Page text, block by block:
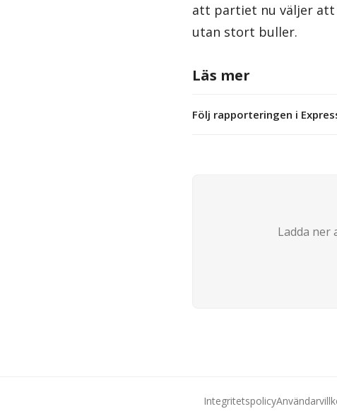
att partiet nu väljer att
utan stort buller.
Läs mer
Följ rapporteringen i
Ladda ner
Integritetspolicy